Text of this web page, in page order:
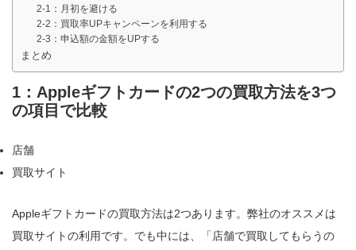
2-1：月初を避ける
2-2：買取率UPキャンペーンを利用する
2-3：申込額の金額をUPする
まとめ
1：Appleギフトカードの2つの買取方法を3つ
の項目で比較
店舗
買取サイト
Appleギフトカードの買取方法は2つあります。弊社のオススメは
買取サイトの利用です。でも中には、「店舗で買取してもらうの